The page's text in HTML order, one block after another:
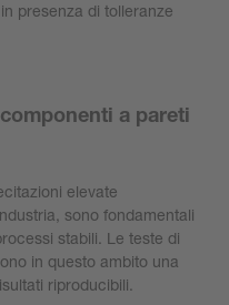
presenza di tolleranze
a pareti
elevate
sono fondamentali
stabili. Le teste di
in questo ambito una
riproducibili.